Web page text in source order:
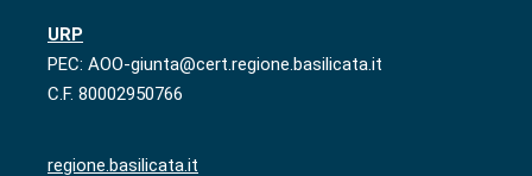
URP
PEC: AOO-giunta@cert.regione.basilicata.it
C.F. 80002950766
regione.basilicata.it